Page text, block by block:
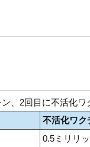
、2回目に不活化ワ
不活化ワク
0.5ミリリ